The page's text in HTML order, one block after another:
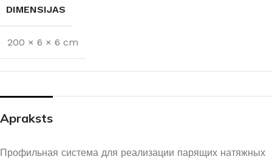
DIMENSIJAS
200 × 6 × 6 cm
Apraksts
Профильная система для реализации парящих натяжных